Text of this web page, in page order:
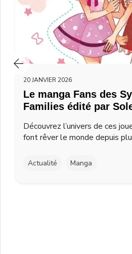
20 JANVIER 2026
Le manga Fans des
Families édité par
Découvrez l’univers de ces
font rêver le monde depuis
Actualité Manga